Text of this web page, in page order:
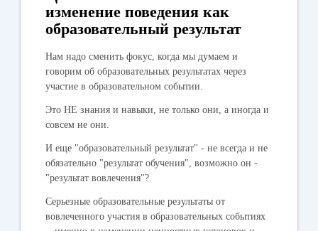
изменение поведения как
образовательный результат
Нам надо сменить фокус, когда мы думаем и
говорим об образовательных результатах через
участие в образовательном событии.
Это НЕ знания и навыки, не только они, а иногда и
совсем не они.
И еще "образовательный результат" - не всегда и не
обязательно "результат обучения", возможно он -
"результат вовлечения"?
Серьезные образовательные результаты от
вовлеченного участия в образовательных событиях